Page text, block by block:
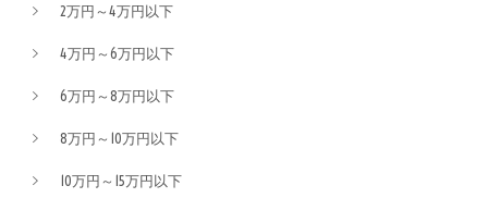
2万円～4万円以下
4万円～6万円以下
6万円～8万円以下
8万円～10万円以下
10万円～15万円以下